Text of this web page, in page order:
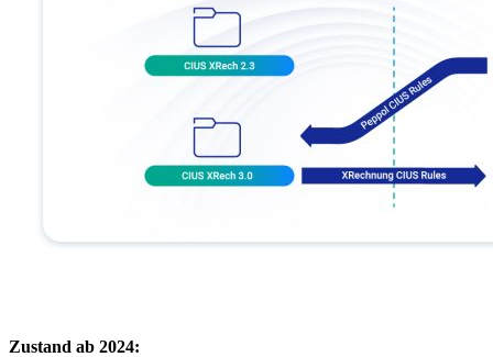
Zustand ab 2024: